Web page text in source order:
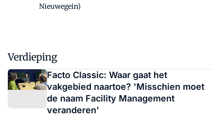
Nieuwegein)
Verdieping
Facto Classic: Waar gaat het
vakgebied naartoe? 'Misschien moet
de naam Facility Management
veranderen'